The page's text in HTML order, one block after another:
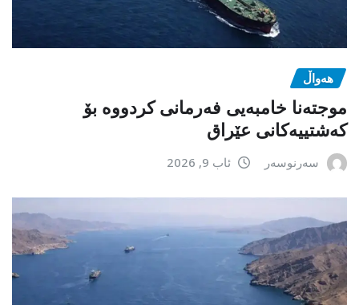
هەواڵ
موجتەنا خامبەیی فەرمانی کردووە بۆ
کەشتییەکانی عێراق
سەرنوسەر ئاب 9, 2026